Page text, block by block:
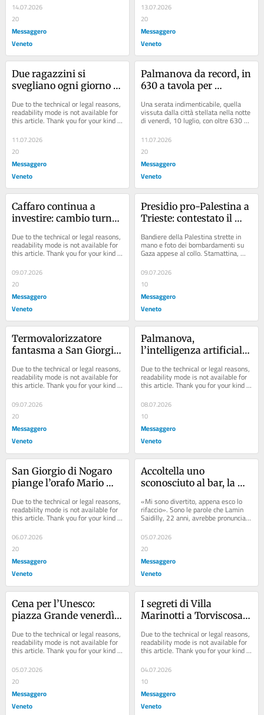
14.07.2026
20
Messaggero
Veneto
13.07.2026
20
Messaggero
Veneto
Due ragazzini si
svegliano ogni giorno
capre, ma i turisti
protestano: «Puzza di
Due to the technical or legal reasons,
readability mode is not available for
this article. Thank you for your kind
11.07.2026
20
Messaggero
Veneto
Palmanova da record, in
630 a tavola per
si accende per i 50 anni
della Rievocazione
Una serata indimenticabile, quella
vissuta dalla città stellata nella notte
di venerdì, 10 luglio, con oltre 630
persone scese in piazza Grande per...
11.07.2026
20
Messaggero
Veneto
Caffaro continua a
investire: cambio turno,
Due to the technical or legal reasons,
readability mode is not available for
this article. Thank you for your kind
09.07.2026
20
Messaggero
Veneto
Presidio pro-Palestina a
Trieste: contestato il
con i ministri di
Netanyahu
Bandiere della Palestina strette in
mano e foto dei bombardamenti su
Gaza appese al collo. Stamattina,
giovedì 9 luglio, alle 8.30 una
trentina di...
09.07.2026
10
Messaggero
Veneto
Termovalorizzatore
fantasma a San Giorgio
spunta un progetto
Due to the technical or legal reasons,
readability mode is not available for
this article. Thank you for your kind
09.07.2026
20
Messaggero
Veneto
Palmanova,
l’intelligenza artificiale
rifiuti: 52 multe in 11
mesi
Due to the technical or legal reasons,
readability mode is not available for
this article. Thank you for your kind
08.07.2026
10
Messaggero
Veneto
San Giorgio di Nogaro
piange l’orafo Mario
dell’orologio
Due to the technical or legal reasons,
readability mode is not available for
this article. Thank you for your kind
06.07.2026
20
Messaggero
Veneto
Accoltella uno
sconosciuto al bar, la
«Mi sono divertito,
appena esco lo rifaccio»
«Mi sono divertito, appena esco lo
rifaccio». Sono le parole che Lamin
Saidilly, 22 anni, avrebbe pronunciato
davanti alle forze dell’ordine dopo...
05.07.2026
20
Messaggero
Veneto
Cena per l’Unesco:
piazza Grande venerdì
Palmanova
Due to the technical or legal reasons,
readability mode is not available for
this article. Thank you for your kind
05.07.2026
20
Messaggero
Veneto
I segreti di Villa
Marinotti a Torviscosa:
Verde" diventa
patrimonio pubblico
Due to the technical or legal reasons,
readability mode is not available for
this article. Thank you for your kind
04.07.2026
10
Messaggero
Veneto